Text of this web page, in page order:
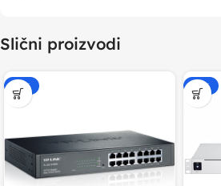
Slični proizvodi
-15% -20%